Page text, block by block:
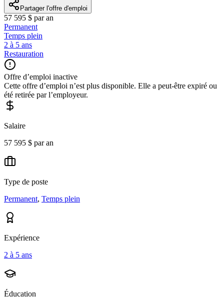
Partager l'offre d'emploi
57 595 $ par an
Permanent
Temps plein
2 à 5 ans
Restauration
Offre d’emploi inactive
Cette offre d’emploi n’est plus disponible. Elle a peut-être expiré ou
été retirée par l’employeur.
Salaire
57 595 $ par an
Type de poste
Permanent, Temps plein
Expérience
2 à 5 ans
Éducation